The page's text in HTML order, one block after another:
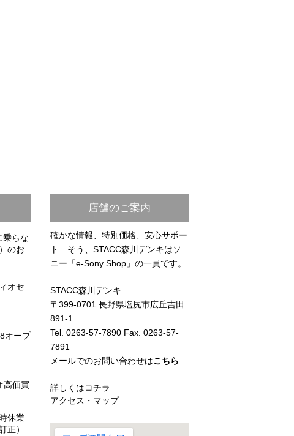
乗らな
のお
オセ
オープ
価買
休業
正）
店舗のご案内
確かな情報、特別価格、安心サポー
ト…そう、STACC森川デンキはソ
ニー「e-Sony Shop」の一員です。
STACC森川デンキ
〒399-0701 長野県塩尻市広丘吉田
891-1
Tel. 0263-57-7890 Fax. 0263-57-
7891
メールでのお問い合わせはこちら
詳しくはコチラ
アクセス・マップ